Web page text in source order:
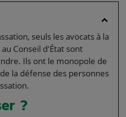
seuls les avocats à la
Conseil d'État sont
Ils ont le monopole de
la défense des personnes
?